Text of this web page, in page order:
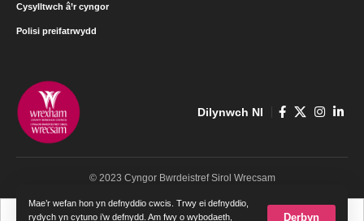
Mae’r wefan hon yn defnyddio cwcis. Trwy ei defnyddio,
rydych yn cytuno i’w defnydd. Am fwy o wybodaeth,
Derbyn
Cysylltwch â’r cyngor
Polisi preifatrwydd
Dilynwch NI
© 2023 Cyngor Bwrdeistref Sirol Wrecsam
Cymraeg English